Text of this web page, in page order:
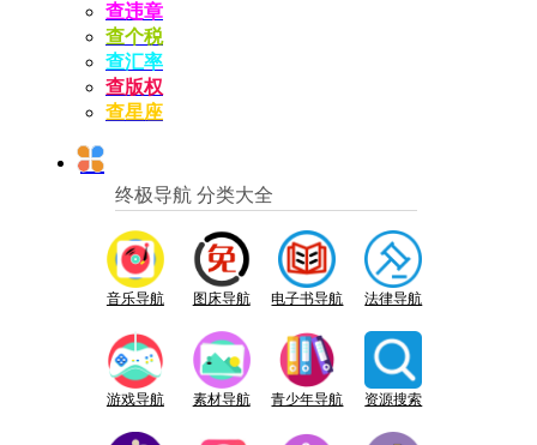
查违章
查个税
查汇率
查版权
查星座
终极导航 分类大全
音乐导航 图床导航 电子书导航 法律导航
游戏导航 素材导航 青少年导航 资源搜索